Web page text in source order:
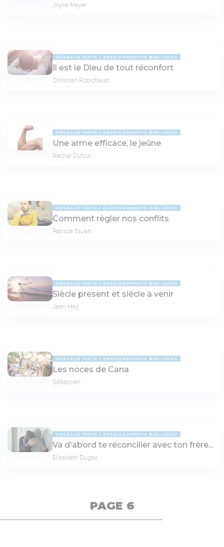
Joyce Meyer
MESSAGE TEXTE ENSEIGNEMENTS BIBLIQUES
Il est le Dieu de tout réconfort
Christian Robichaud
MESSAGE TEXTE ENSEIGNEMENTS BIBLIQUES
Une arme efficace, le jeûne
Rachel Dufour
MESSAGE TEXTE ENSEIGNEMENTS BIBLIQUES
Comment règler nos conflits
Patricia Stuart
MESSAGE TEXTE ENSEIGNEMENTS BIBLIQUES
Siècle présent et siècle à venir
Jean Hay
MESSAGE TEXTE ENSEIGNEMENTS BIBLIQUES
Les noces de Cana
Sébastien .
MESSAGE TEXTE ENSEIGNEMENTS BIBLIQUES
Va d'abord te réconcilier avec ton frère...
Elisabeth Dugas
PAGE 6